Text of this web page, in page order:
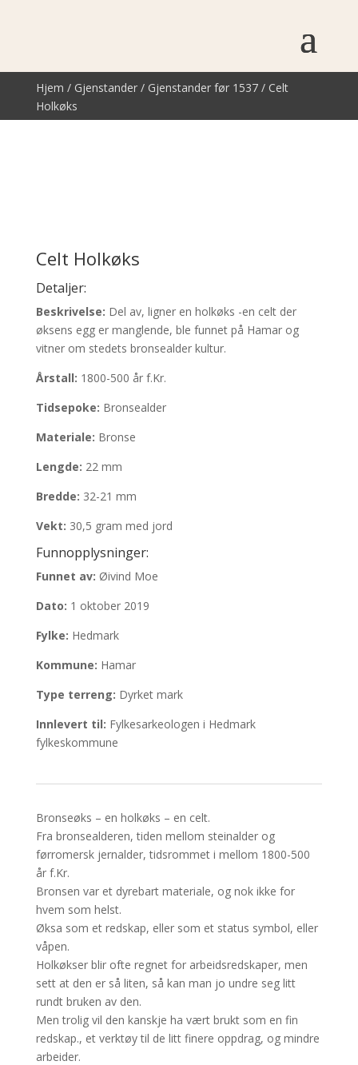
Hjem / Gjenstander/ Gjenstander før 1537/ Celt
Holkøks
Celt Holkøks
Detaljer:
Beskrivelse: Del av, ligner en holkøks -en celt der
øksens egg er manglende, ble funnet på Hamar og
vitner om stedets bronsealder kultur.
Årstall: 1800-500 år f.Kr.
Tidsepoke: Bronsealder
Materiale: Bronse
Lengde: 22 mm
Bredde: 32-21 mm
Vekt: 30,5 gram med jord
Funnopplysninger:
Funnet av: Øivind Moe
Dato: 1 oktober 2019
Fylke: Hedmark
Kommune: Hamar
Type terreng: Dyrket mark
Innlevert til: Fylkesarkeologen i Hedmark
fylkeskommune
Bronseøks – en holkøks – en celt.
Fra bronsealderen, tiden mellom steinalder og
førromersk jernalder, tidsrommet i mellom 1800-500
år f.Kr.
Bronsen var et dyrebart materiale, og nok ikke for
hvem som helst.
Øksa som et redskap, eller som et status symbol, eller
våpen.
Holkøkser blir ofte regnet for arbeidsredskaper, men
sett at den er så liten, så kan man jo undre seg litt
rundt bruken av den.
Men trolig vil den kanskje ha vært brukt som en fin
redskap., et verktøy til de litt finere oppdrag, og mindre
arbeider.